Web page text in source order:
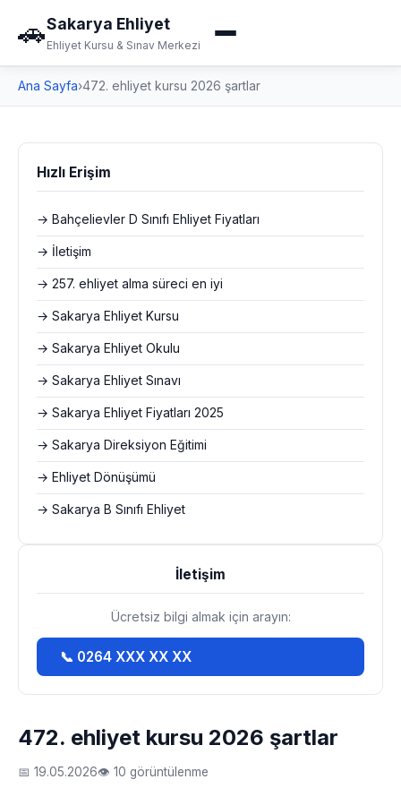
🚗Sakarya Ehliyet
Ehliyet Kursu & Sınav Merkezi
Ana Sayfa›472. ehliyet kursu 2026 şartlar
472. ehliyet kursu 2026 şartlar
📅 19.05.2026👁 10 görüntülenme
Hızlı Erişim
→ Bahçelievler D Sınıfı Ehliyet Fiyatları
→ İletişim
→ 257. ehliyet alma süreci en iyi
→ Sakarya Ehliyet Kursu
→ Sakarya Ehliyet Okulu
→ Sakarya Ehliyet Sınavı
→ Sakarya Ehliyet Fiyatları 2025
→ Sakarya Direksiyon Eğitimi
→ Ehliyet Dönüşümü
→ Sakarya B Sınıfı Ehliyet
İletişim
Ücretsiz bilgi almak için arayın:
📞 0264 XXX XX XX